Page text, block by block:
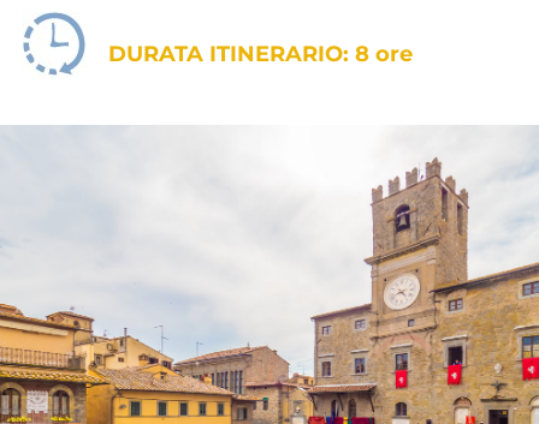
DURATA ITINERARIO: 8 ore